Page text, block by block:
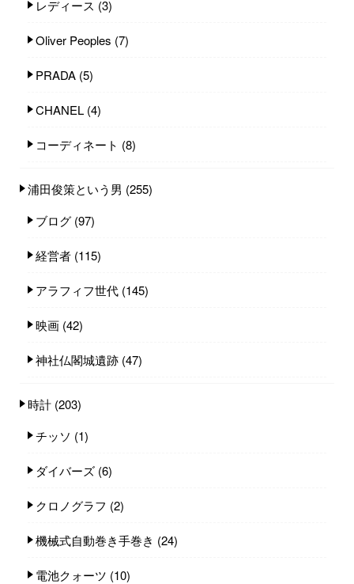
レディース (3)
Oliver Peoples (7)
PRADA (5)
CHANEL (4)
コーディネート (8)
浦田俊策という男 (255)
ブログ (97)
経営者 (115)
アラフィフ世代 (145)
映画 (42)
神社仏閣城遺跡 (47)
時計 (203)
チッソ (1)
ダイバーズ (6)
クロノグラフ (2)
機械式自動巻き手巻き (24)
電池クォーツ (10)